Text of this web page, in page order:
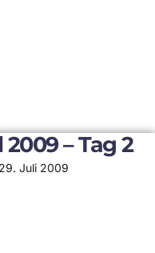
– Tag 2
29. Juli 2009